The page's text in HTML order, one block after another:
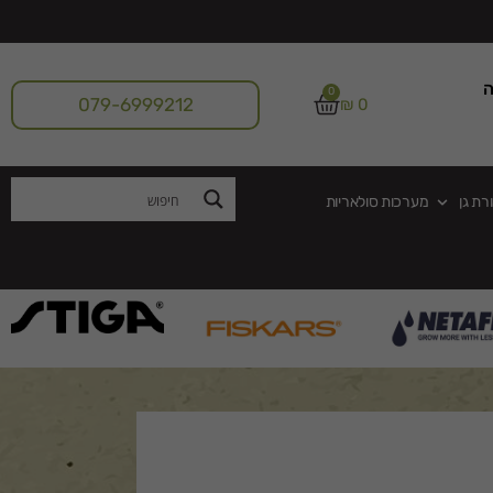
₪0
0
079-6999212
גן מערכות סולאריות